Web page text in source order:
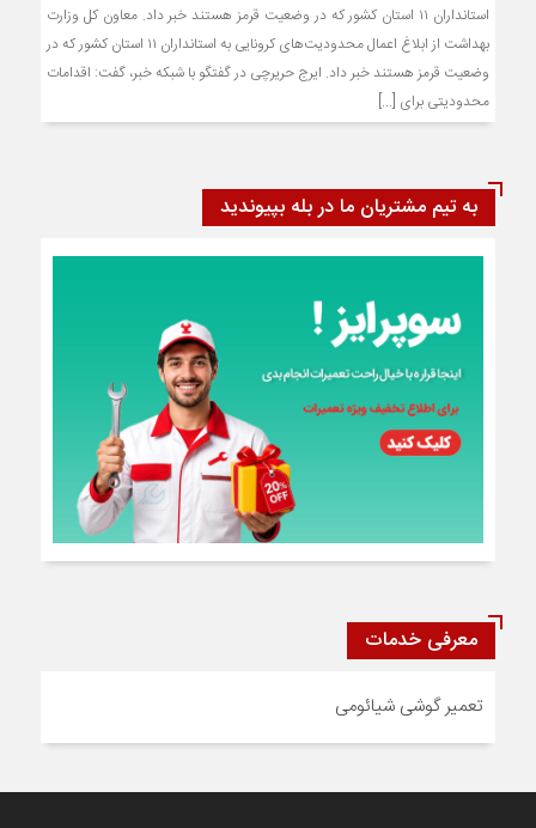
استانداران ۱۱ استان کشور که در وضعیت قرمز هستند خبر داد. معاون کل وزارت
بهداشت از ابلاغ اعمال محدودیت‌های کرونایی به استانداران ۱۱ استان کشور که در
وضعیت قرمز هستند خبر داد. ایرج حریرچی در گفتگو با شبکه خبر، گفت: اقدامات
محدودیتی برای [...]
به تیم مشتریان ما در بله بپیوندید
معرفی خدمات
تعمیر گوشی شیائومی